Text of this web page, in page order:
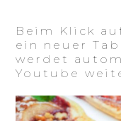
Beim Klick
ein neuer
werdet
Youtube